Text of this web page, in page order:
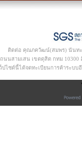
ติดต่อ คุณภควัฒน์(สมพร) นันทะจุ
นนสามเสน เขตดุสิต กทม 10300 อี
ปไซด์นี้ได้จดทะเบียนการค้าระบบ